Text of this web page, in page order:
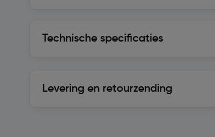
Technische specificaties
Levering en retourzending